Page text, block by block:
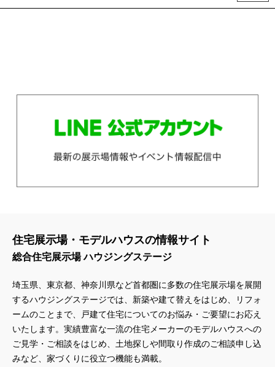
住宅展示場・モデルハウスの情報サイト
総合住宅展示場 ハウジングステージ
埼玉県、東京都、神奈川県など首都圏に多数の住宅展示場を展開
するハウジングステージでは、新築や建て替えをはじめ、リフォ
ームのことまで、戸建て住宅についてのお悩み・ご要望にお応え
いたします。実績豊富な一流の住宅メーカーのモデルハウスへの
ご見学・ご相談をはじめ、土地探しや間取り作成のご相談申し込
みなど、家づくりに役立つ機能も満載。